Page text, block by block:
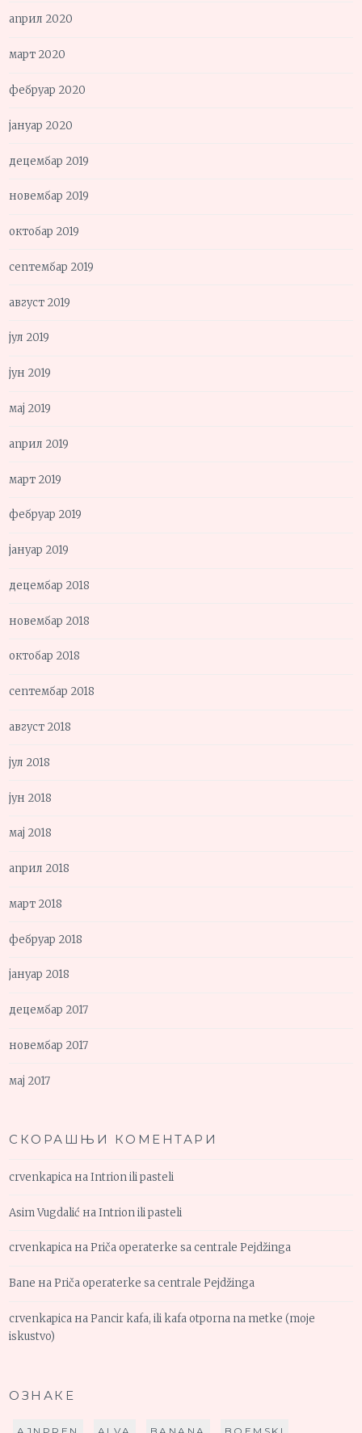
април 2020
март 2020
фебруар 2020
јануар 2020
децембар 2019
новембар 2019
октобар 2019
септембар 2019
август 2019
јул 2019
јун 2019
мај 2019
април 2019
март 2019
фебруар 2019
јануар 2019
децембар 2018
новембар 2018
октобар 2018
септембар 2018
август 2018
јул 2018
јун 2018
мај 2018
април 2018
март 2018
фебруар 2018
јануар 2018
децембар 2017
новембар 2017
мај 2017
СКОРАШЊИ КОМЕНТАРИ
crvenkapica наIntrion ili pasteli
Asim Vugdalić наIntrion ili pasteli
crvenkapica наPriča operaterke sa centrale Pejdžinga
Bane наPriča operaterke sa centrale Pejdžinga
crvenkapica наPancir kafa, ili kafa otporna na metke (moje
iskustvo)
ОЗНАКЕ